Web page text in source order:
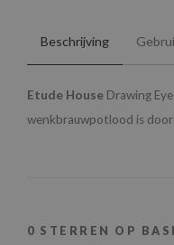
Beschrijving
Etude House Drawing
wenkbrauwpotlood is
0 STERREN OP